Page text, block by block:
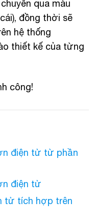
qua màu
đồng thời sẽ
hệ thống
thiết kế của từng
công!
điện tử từ phần
điện tử
tử tích hợp trên